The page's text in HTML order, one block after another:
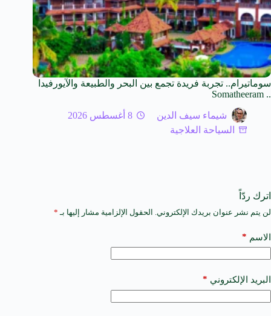
سوماتيرام.. تجربة فريدة تجمع بين البحر والطبيعة والآيورفيدا
.. Somatheeram
شيماء سيف الدين
8 أغسطس 2026
السياحة العلاجية
اترك ردّاً
لن يتم نشر عنوان بريدك الإلكتروني. الحقول الإلزامية مشار إليها بـ *
الاسم *
البريد الإلكتروني *
A
t
e
a
t
i